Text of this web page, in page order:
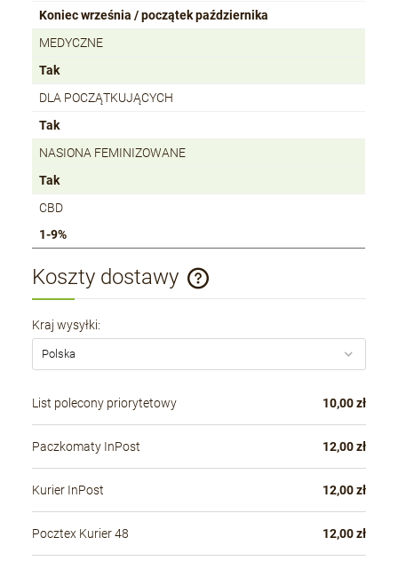
Koniec września / początek października
MEDYCZNE
Tak
DLA POCZĄTKUJĄCYCH
Tak
NASIONA FEMINIZOWANE
Tak
CBD
1-9%
Koszty dostawy
Cena nie zawiera ewentualnych kosztów płatności
Kraj wysyłki:
List polecony priorytetowy 10,00 zł
Paczkomaty InPost 12,00 zł
Kurier InPost 12,00 zł
Pocztex Kurier 48 12,00 zł